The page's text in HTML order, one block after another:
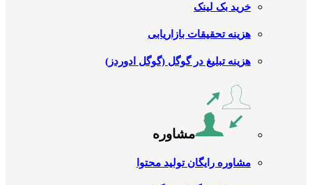
خرید بک لینک
هزینه تحقیقات بازاریابی
هزینه تبلیغ در گوگل (گوگل ادوردز)
مشاوره
مشاوره رایگان تولید محتوا